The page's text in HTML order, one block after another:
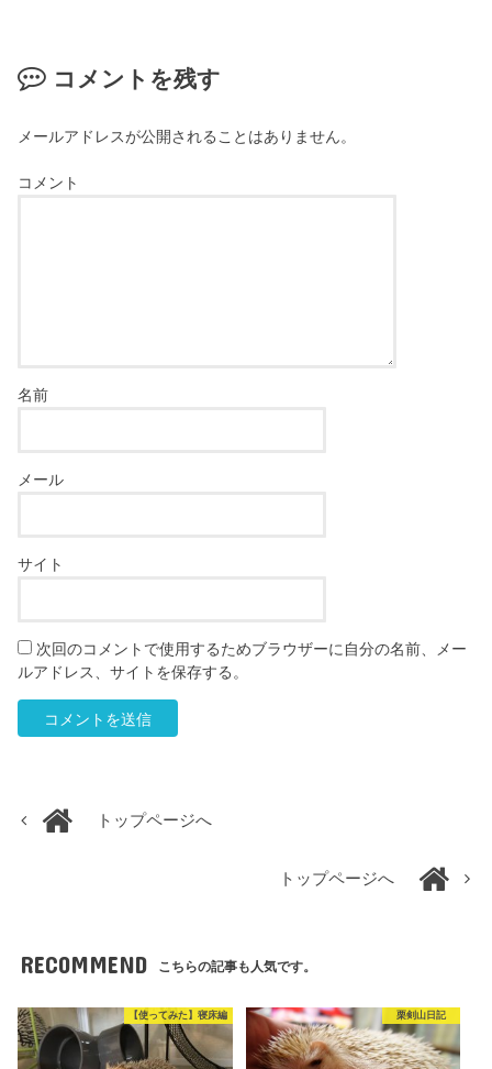
コメントを残す
メールアドレスが公開されることはありません。
コメント
名前
メール
サイト
次回のコメントで使用するためブラウザーに自分の名前、メー
ルアドレス、サイトを保存する。
トップページへ
トップページへ
RECOMMEND こちらの記事も人気です。
【使ってみた】寝床編 栗剣山日記